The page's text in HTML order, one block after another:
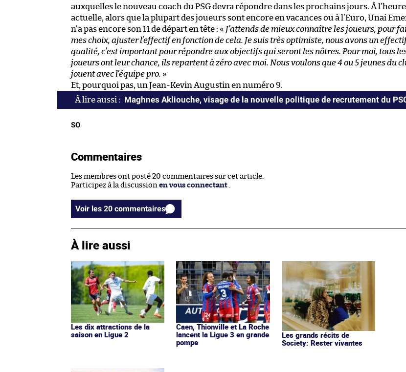
auxquelles le nouveau coach du PSG devra répondre dans les prochains jours. À l’heure
actuelle, alors que la plupart des joueurs sont encore en vacances ou à l’Euro, Unai
n’a pas encore son 11 de départ en tête : « J’attends de mieux connaître les joueurs, pour
mes choix, ajuster l’effectif en fonction de cela. Je suis très optimiste, nous avons un
qualité, c’est important pour répondre aux objectifs qui seront les nôtres. Pour moi, tous
joueurs ont leur chance, ils repartent à zéro avec moi. Nous voulons que 4 ou 5 jeunes du
jouent avec l’équipe pro. »
Et, pourquoi pas, un Jean-Kevin Augustin en numéro 9.
Maghnes Akliouche, visage de la nouvelle politique de recrutement du
SO
Commentaires
Les membres ont posté 20 commentaires sur cet article.
Participez à la discussion en vous connectant
Voir les 20 commentaires
À lire aussi
Les dix attractions de la
saison en Ligue 2
Caen, Thionville et La Roche
lancent la Ligue 3 en grande
pompe
Les grands récits de
Society: Rester vivantes